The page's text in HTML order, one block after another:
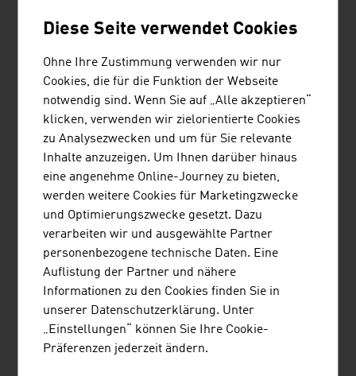
Holzbauschrauben ...
STO GES.M.B.H.
Die Sto Ges.m.b.H. ist eine Tochterfirma der Sto
SE, einem der weltweit führenden Anbieter im
Bereich Fassadendämmung und Beschichtungen.
STRABAG AG
Diese Seite verwendet Cookies
Ohne Ihre Zustimmung verwenden wir nur
Cookies, die für die Funktion der Webseite
notwendig sind. Wenn Sie auf „Alle akzeptieren“
klicken, verwenden wir zielorientierte Cookies
zu Analysezwecken und um für Sie relevante
Inhalte anzuzeigen. Um Ihnen darüber hinaus
eine angenehme Online-Journey zu bieten,
werden weitere Cookies für Marketingzwecke
und Optimierungszwecke gesetzt. Dazu
verarbeiten wir und ausgewählte Partner
personenbezogene technische Daten. Eine
Auflistung der Partner und nähere
Informationen zu den Cookies finden Sie in
unserer Datenschutzerklärung. Unter
„Einstellungen“ können Sie Ihre Cookie-
Präferenzen jederzeit ändern.